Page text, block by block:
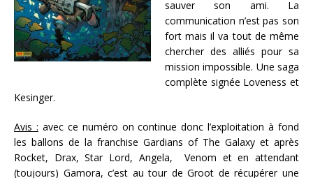
sauver son ami. La
communication n’est pas son
fort mais il va tout de même
chercher des alliés pour sa
mission impossible. Une saga
complète signée Loveness et
Kesinger.
Avis : avec ce numéro on continue donc l’exploitation à fond
les ballons de la franchise Gardians of The Galaxy et après
Rocket, Drax, Star Lord, Angela, Venom et en attendant
(toujours) Gamora, c’est au tour de Groot de récupérer une